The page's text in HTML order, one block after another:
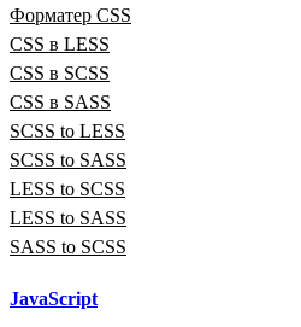
Форматер CSS
CSS в LESS
CSS в SCSS
CSS в SASS
SCSS to LESS
SCSS to SASS
LESS to SCSS
LESS to SASS
SASS to SCSS
JavaScript